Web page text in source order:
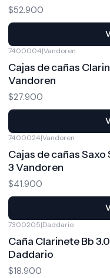
$52.900
7400004|Vandoren
Cajas de cañas
Vandoren
$27.900
7400024|Vandoren
Cajas de cañas Saxo
3 Vandoren
$41.900
7300205|Daddario
Caña Clarinete Bb
Daddario
$18.900